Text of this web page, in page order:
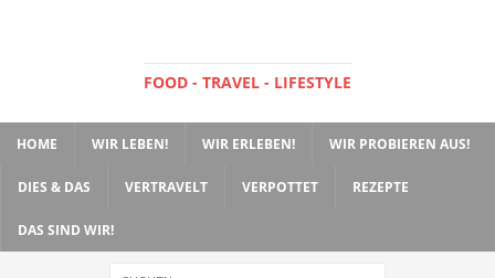
FOOD - TRAVEL - LIFESTYLE
HOME WIR LEBEN! WIR ERLEBEN! WIR PROBIEREN AUS!
DIES & DAS VERTRAVELT VERPOTTET REZEPTE
DAS SIND WIR!